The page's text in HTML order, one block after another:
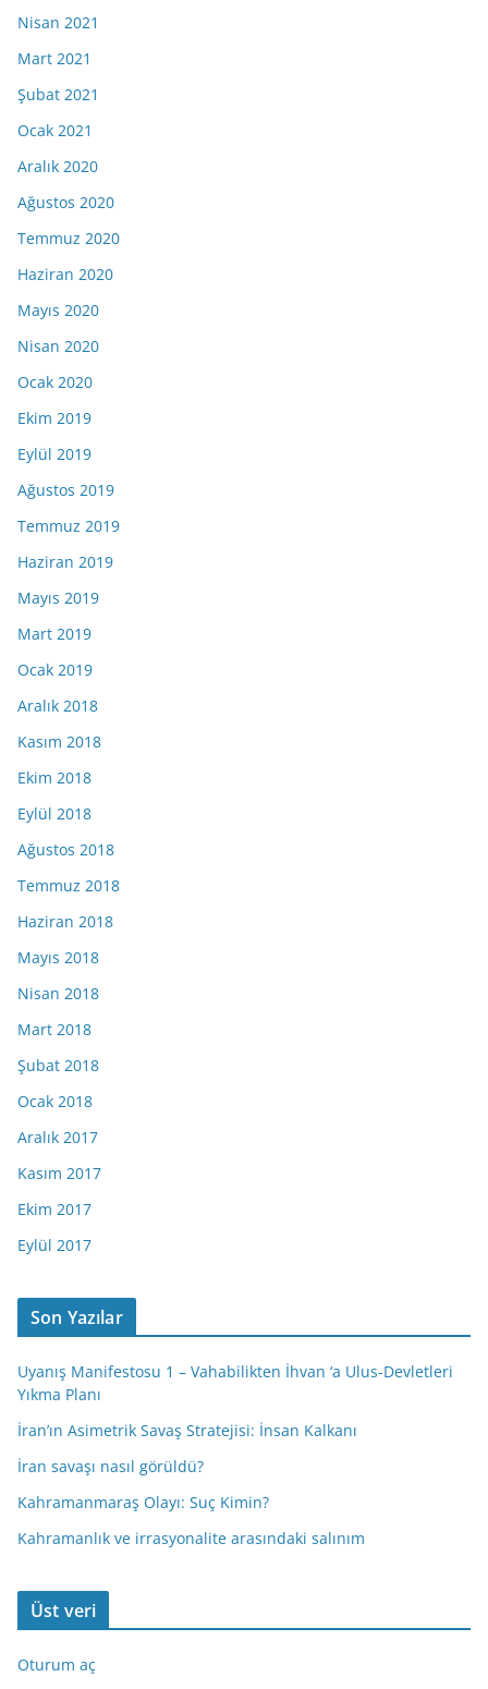
Nisan 2021
Mart 2021
Şubat 2021
Ocak 2021
Aralık 2020
Ağustos 2020
Temmuz 2020
Haziran 2020
Mayıs 2020
Nisan 2020
Ocak 2020
Ekim 2019
Eylül 2019
Ağustos 2019
Temmuz 2019
Haziran 2019
Mayıs 2019
Mart 2019
Ocak 2019
Aralık 2018
Kasım 2018
Ekim 2018
Eylül 2018
Ağustos 2018
Temmuz 2018
Haziran 2018
Mayıs 2018
Nisan 2018
Mart 2018
Şubat 2018
Ocak 2018
Aralık 2017
Kasım 2017
Ekim 2017
Eylül 2017
Son Yazılar
Uyanış Manifestosu 1 – Vahabilikten İhvan ‘a Ulus-Devletleri
Yıkma Planı
İran’ın Asimetrik Savaş Stratejisi: İnsan Kalkanı
İran savaşı nasıl görüldü?
Kahramanmaraş Olayı: Suç Kimin?
Kahramanlık ve irrasyonalite arasındaki salınım
Üst veri
Oturum aç